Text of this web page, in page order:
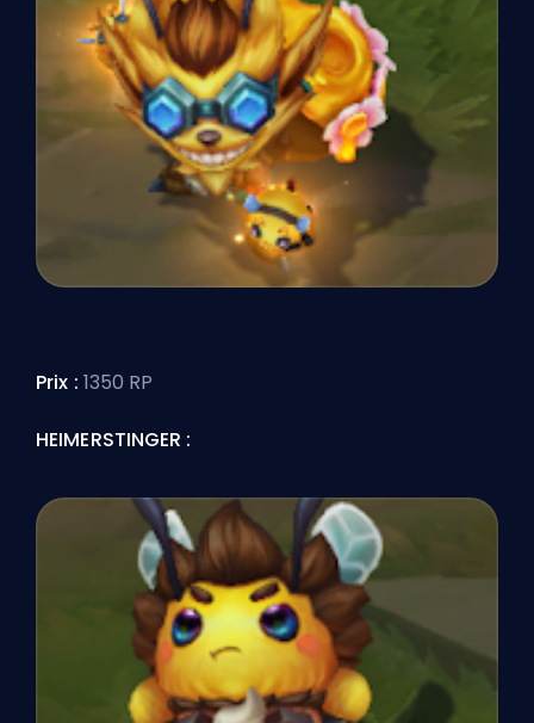
Prix : 1350 RP
HEIMERSTINGER :